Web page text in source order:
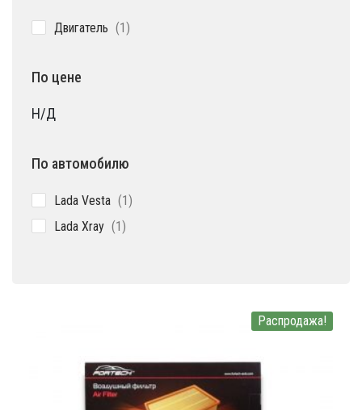
Двигатель 11
По цене
Н/Д
По автомобилю
Lada Vesta 11
Lada Xray 1 1
Распродажа!